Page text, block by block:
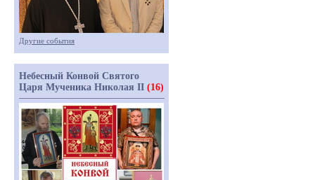
Другие события
Небесный Конвой Святого
Царя Мученика Николая II (16)